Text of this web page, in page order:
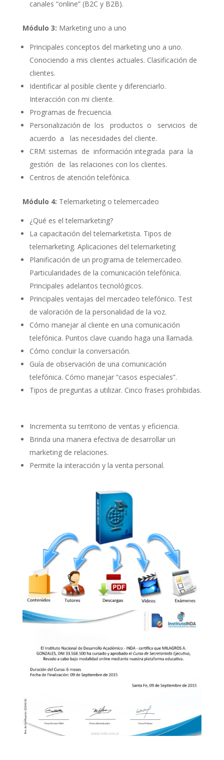
canales “online” (B2C y B2B).
Módulo 3: Marketing uno a uno
Principales conceptos del marketing uno a uno.
Conociendo a mis clientes actuales. Clasificación de
clientes.
Identificar al posible cliente y diferenciarlo.
Interacción con mi cliente.
Programas de frecuencia.
Personalización de los productos o servicios de
acuerdo a las necesidades del cliente.
CRM: sistemas de información integrada para la
gestión de las relaciones con los clientes.
Centros de atención telefónica.
Módulo 4: Telemarketing o telemercadeo
¿Qué es el telemarketing?
La capacitación del telemarketista. Tipos de
telemarketing. Aplicaciones del telemarketing
Planificación de un programa de telemercadeo.
Particularidades de la comunicación telefónica.
Principales adelantos tecnológicos.
Principales ventajas del mercadeo telefónico. Test
de valoración de la personalidad de la voz.
Cómo manejar al cliente en una comunicación
telefónica. Puntos clave cuando haga una llamada.
Cómo concluir la conversación.
Guía de observación de una comunicación
telefónica. Cómo manejar “casos especiales”.
Tipos de preguntas a utilizar. Cinco frases prohibidas.
Incrementa su territorio de ventas y eficiencia.
Brinda una manera efectiva de desarrollar un
marketing de relaciones.
Permite la interacción y la venta personal.